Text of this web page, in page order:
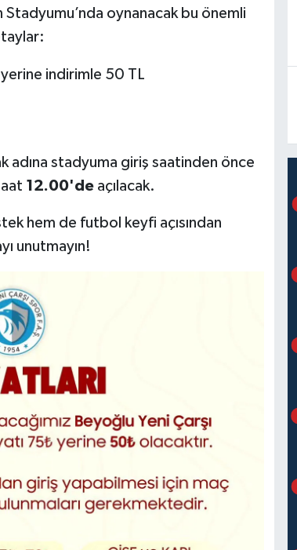
oynanacak bu önemli
indirimle 50 TL
adına stadyuma giriş saatinden önce
12.00'deaçılacak.
hem de futbol keyfi açısından
unutmayın!